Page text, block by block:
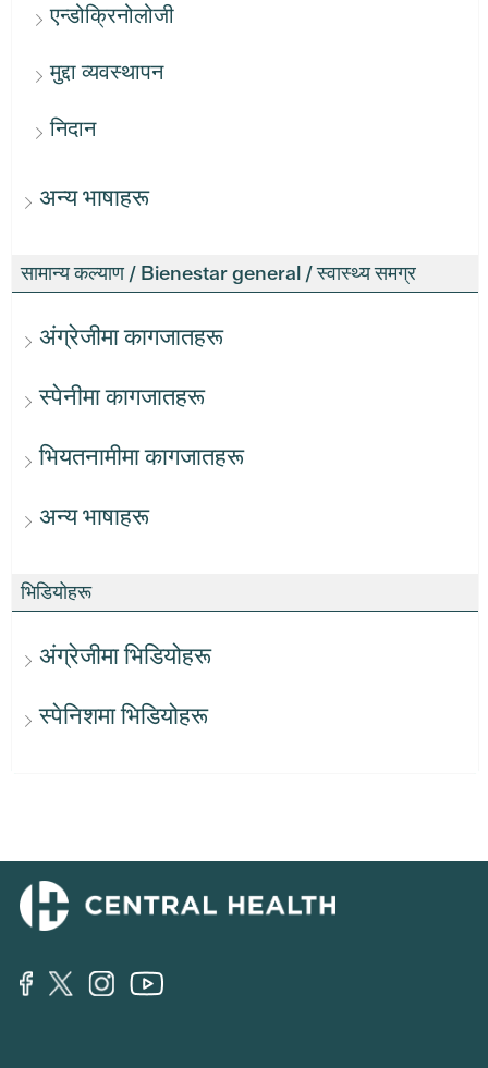
एन्डोक्रिनोलोजी
मुद्दा व्यवस्थापन
निदान
अन्य भाषाहरू
सामान्य कल्याण / Bienestar general / स्वास्थ्य समग्र
अंग्रेजीमा कागजातहरू
स्पेनीमा कागजातहरू
भियतनामीमा कागजातहरू
अन्य भाषाहरू
भिडियोहरू
अंग्रेजीमा भिडियोहरू
स्पेनिशमा भिडियोहरू